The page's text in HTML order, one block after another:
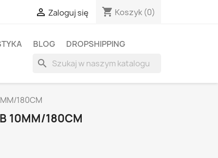
 Zaloguj się shopping_cart Koszyk (0)
BLOG DROPSHIPPING
search
180CM
10MM/180CM